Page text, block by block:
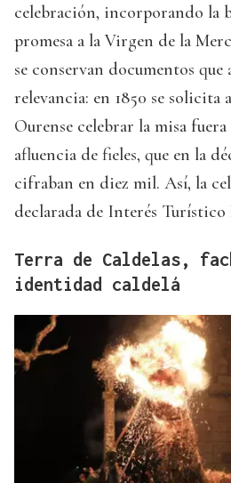
celebración, incorporando la
promesa a la Virgen de la
se conservan documentos que
relevancia: en 1850 se solicita
Ourense celebrar la misa
afluencia de fieles, que en la
cifraban en diez mil. Así, la
declarada de Interés Turístico
Terra de Caldelas,
identidad caldelá